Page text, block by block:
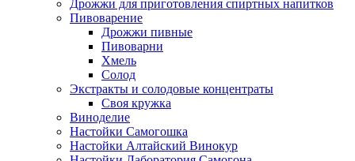
Дрожжи для приготовления спиртных напитков
Пивоварение
Дрожжи пивные
Пивоварни
Хмель
Солод
Экстракты и солодовые концентраты
Своя кружка
Виноделие
Настойки Самогошка
Настойки Алтайский Винокур